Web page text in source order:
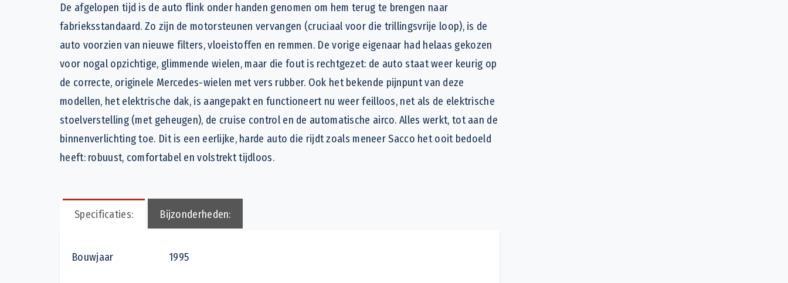
De afgelopen tijd is de auto flink onder handen genomen om hem terug te brengen naar
fabrieksstandaard. Zo zijn de motorsteunen vervangen (cruciaal voor die trillingsvrije loop), is de
auto voorzien van nieuwe filters, vloeistoffen en remmen. De vorige eigenaar had helaas gekozen
voor nogal opzichtige, glimmende wielen, maar die fout is rechtgezet: de auto staat weer keurig op
de correcte, originele Mercedes-wielen met vers rubber. Ook het bekende pijnpunt van deze
modellen, het elektrische dak, is aangepakt en functioneert nu weer feilloos, net als de elektrische
stoelverstelling (met geheugen), de cruise control en de automatische airco. Alles werkt, tot aan de
binnenverlichting toe. Dit is een eerlijke, harde auto die rijdt zoals meneer Sacco het ooit bedoeld
heeft: robuust, comfortabel en volstrekt tijdloos.
Specificaties: Bijzonderheden:
Bouwjaar 1995